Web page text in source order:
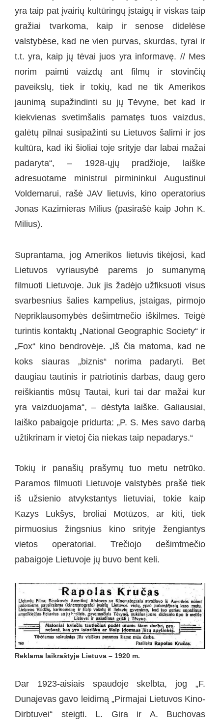
yra taip pat įvairių kultūringų įstaigų ir viskas taip
gražiai tvarkoma, kaip ir senose didelėse
valstybėse, kad ne vien purvas, skurdas, tyrai ir
t.t. yra, kaip jų tėvai juos yra informavę. // Mes
norim paimti vaizdų ant filmų ir stovinčių
paveikslų, tiek ir tokių, kad ne tik Amerikos
jaunimą supažindinti su jų Tėvyne, bet kad ir
kiekvienas svetimšalis pamatęs tuos vaizdus,
galėtų pilnai susipažinti su Lietuvos šalimi ir jos
kultūra, kad iki šioliai toje srityje dar labai mažai
padaryta“, – 1928-ųjų pradžioje, laiške
adresuotame ministrui pirmininkui Augustinui
Voldemarui, rašė JAV lietuvis, kino operatorius
Jonas Kazimieras Milius (pasirašė kaip John K.
Milius).
Suprantama, jog Amerikos lietuvis tikėjosi, kad
Lietuvos vyriausybė parems jo sumanymą
filmuoti Lietuvoje. Juk jis žadėjo užfiksuoti visus
svarbesnius šalies kampelius, įstaigas, pirmojo
Nepriklausomybės dešimtmečio iškilmes. Teigė
turintis kontaktų „National Geographic Society“ ir
„Fox“ kino bendrovėje. „Iš čia matoma, kad ne
koks siauras „biznis“ norima padaryti. Bet
daugiau tautinis ir patriotinis darbas, daug gero
reiškiantis mūsų Tautai, kuri tai dar mažai kur
yra vaizduojama“, – dėstyta laiške. Galiausiai,
laiško pabaigoje pridurta: „P. S. Mes savo darbą
užtikrinam ir vietoj čia niekas taip nepadarys.“
Tokių ir panašių prašymų tuo metu netrūko.
Paramos filmuoti Lietuvoje valstybės prašė tiek
iš užsienio atvykstantys lietuviai, tokie kaip
Kazys Lukšys, broliai Motūzos, ar kiti, tiek
pirmuosius žingsnius kino srityje žengiantys
vietos operatoriai. Trečiojo dešimtmečio
pabaigoje Lietuvoje jų buvo bent keli.
Reklama laikraštyje Lietuva – 1920 m.
Dar 1923-aisiais spaudoje skelbta, jog „F.
Dunajevas gavo leidimą „Pirmajai Lietuvos Kino-
Dirbtuvei“ steigti. L. Gira ir A. Buchovas